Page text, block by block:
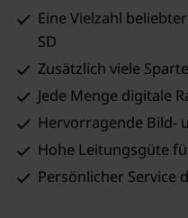
Eine Vielzahl
SD
Zusätzlich viele
Jede Menge digitale
Hervorragende Bild-
Hohe Leitungsgüte
Persönlicher Service